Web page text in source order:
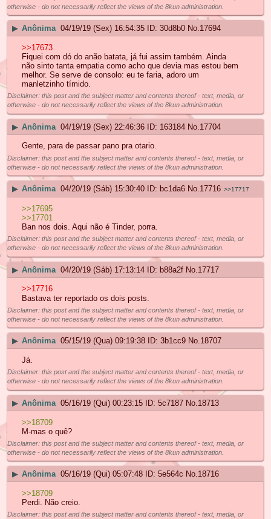
otherwise - do not necessarily reflect the views of the 8kun administration.
▶ Anônima 04/19/19 (Sex) 16:54:35 30d8b0 No.17694
>>17673
Fiquei com dó do anão batata, já fui assim também. Ainda
não sinto tanta empatia como acho que devia mas estou bem
melhor. Se serve de consolo: eu te faria, adoro um
manletzinho tímido.
Disclaimer: this post and the subject matter and contents thereof - text, media, or
otherwise - do not necessarily reflect the views of the 8kun administration.
▶ Anônima 04/19/19 (Sex) 22:46:36 163184 No. 17704
Gente, para de passar pano pra otario.
Disclaimer: this post and the subject matter and contents thereof - text, media, or
otherwise - do not necessarily reflect the views of the 8kun administration.
▶ Anônima 04/20/19 (Sáb) 15:30:40 bc1da6 No.17716 >>17717
>>17695
>>17701
Ban nos dois. Aqui não é Tinder, porra.
Disclaimer: this post and the subject matter and contents thereof - text, media, or
otherwise - do not necessarily reflect the views of the 8kun administration.
▶ Anônima 04/20/19 (Sáb) 17:13:14 b88a2f No. 17717
>>17716
Bastava ter reportado os dois posts.
Disclaimer: this post and the subject matter and contents thereof - text, media, or
otherwise - do not necessarily reflect the views of the 8kun administration.
▶ Anônima 05/15/19 (Qua) 09:19:38 3b1cc9 No.18707
Já.
Disclaimer: this post and the subject matter and contents thereof - text, media, or
otherwise - do not necessarily reflect the views of the 8kun administration.
▶ Anônima 05/16/19 (Qui) 00:23:15 5c7187 No. 18713
>>18709
M-mas o quê?
Disclaimer: this post and the subject matter and contents thereof - text, media, or
otherwise - do not necessarily reflect the views of the 8kun administration.
▶ Anônima 05/16/19 (Qui) 05:07:48 5e564c No.18716
>>18709
Perdi. Não creio.
Disclaimer: this post and the subject matter and contents thereof - text, media, or